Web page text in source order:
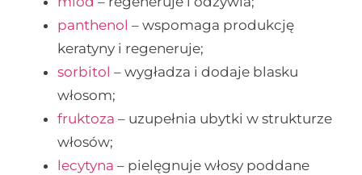
panthenol – wspomaga produkcję
keratyny i regeneruje;
sorbitol – wygładza i dodaje blasku
włosom;
fruktoza – uzupełnia ubytki w strukturze
włosów;
lecytyna – pielęgnuje włosy poddane